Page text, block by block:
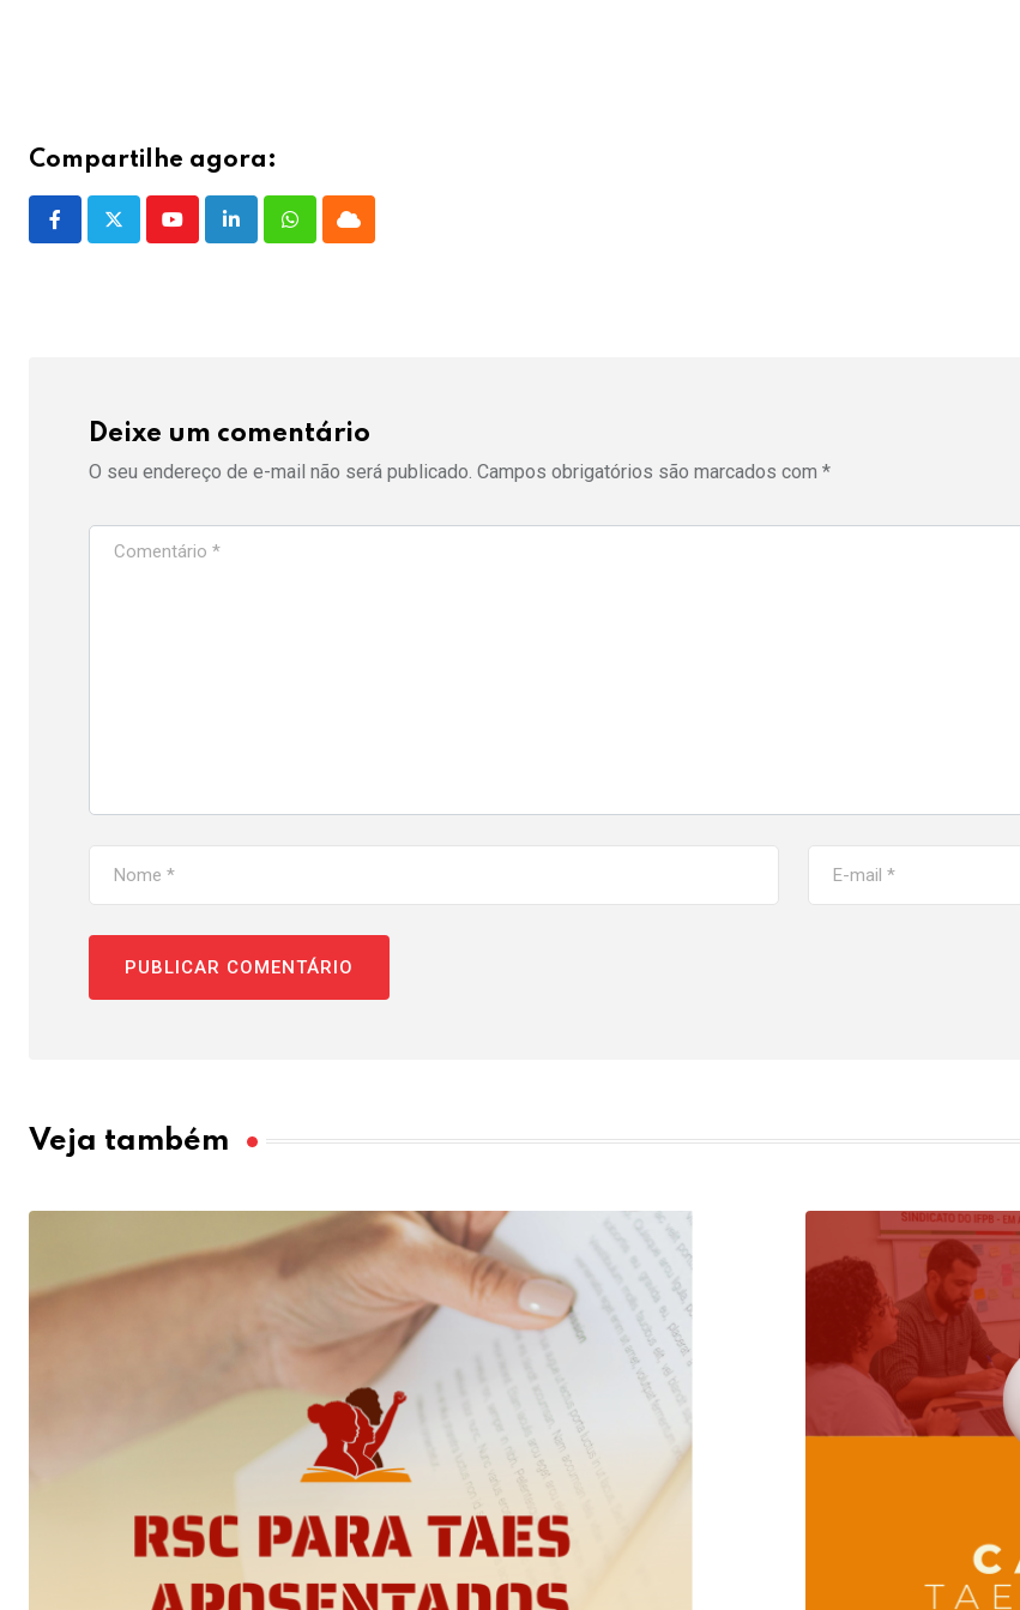
Compartilhe agora:
YoutubeLinkedInWhatsappCloud
Deixe um comentário
O seu endereço de e-mail não será publicado. Campos obrigatórios são marcados com *
Veja também